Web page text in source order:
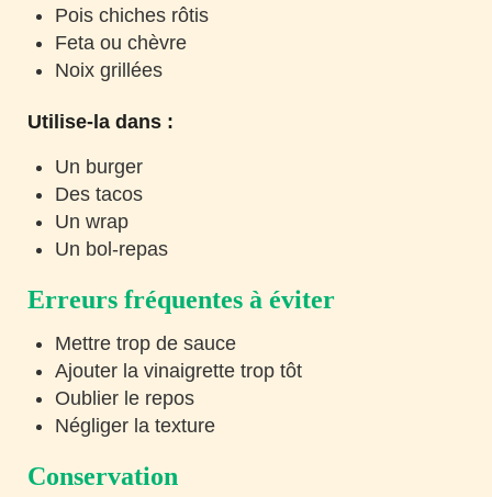
Pois chiches rôtis
Feta ou chèvre
Noix grillées
Utilise-la dans :
Un burger
Des tacos
Un wrap
Un bol-repas
Erreurs fréquentes à éviter
Mettre trop de sauce
Ajouter la vinaigrette trop tôt
Oublier le repos
Négliger la texture
Conservation